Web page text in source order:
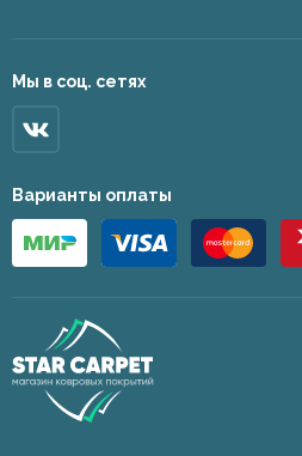
Мы в соц. сетях
Варианты оплаты